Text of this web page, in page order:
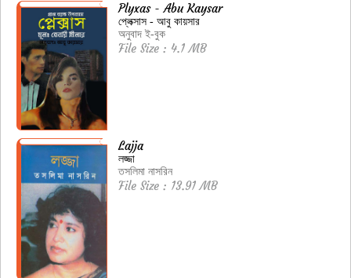
Plyxas - Abu Kaysar
প্লেক্সাস - আবু কায়সার
অনুবাদ ই-বুক
File Size : 4.1 MB
Lajja
লজ্জা
তসলিমা নাসরিন
File Size : 13.91 MB